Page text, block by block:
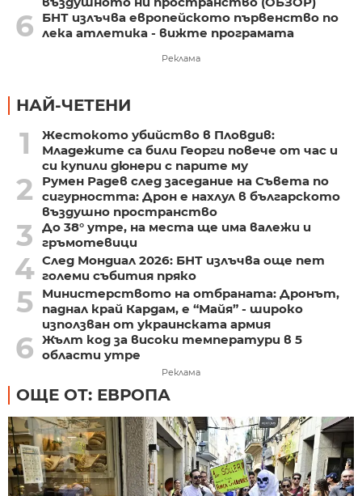
6
БНТ излъчва европейското първенство по
лека атлетика - вижте програмата
Реклама
НАЙ-ЧЕТЕНИ
1
Жестокото убийство в Пловдив:
Младежите са били Георги повече от час и
си купили дюнери с парите му
2
Румен Радев след заседание на Съвета по
сигурността: Дрон е нахлул в българското
въздушно пространство
3
До 38° утре, на места ще има валежи и
гръмотевици
4 След Мондиал 2026: БНТ излъчва още пет
големи събития пряко
5
Министерството на отбраната: Дронът,
паднал край Кардам, е “Майя” - широко
използван от украинската армия
6 Жълт код за високи температури в 5
области утре
Реклама
ОЩЕ ОТ: ЕВРОПА